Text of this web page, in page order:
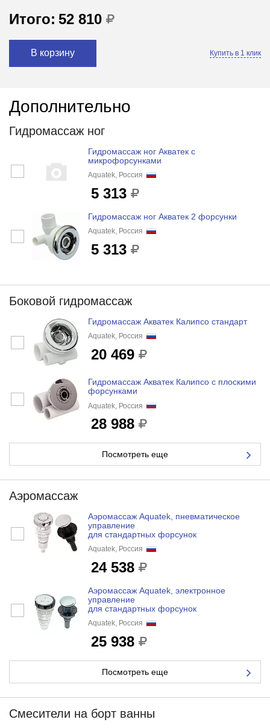
Итого: 52 810
В корзину Купить в 1 клик
Дополнительно
Гидромассаж ног
Гидромассаж ног Акватек с
микрофорсунками
Aquatek, Россия
5 313
Гидромассаж ног Акватек 2 форсунки
Aquatek, Россия
5 313
Боковой гидромассаж
Гидромассаж Акватек Калипсо стандарт
Aquatek, Россия
20 469
Гидромассаж Акватек Калипсо с плоскими
форсунками
Aquatek, Россия
28 988
Посмотреть еще
Аэромассаж
Аэромассаж Aquatek, пневматическое
управление
для стандартных форсунок
Aquatek, Россия
24 538
Аэромассаж Aquatek, электронное
управление
для стандартных форсунок
Aquatek, Россия
25 938
Посмотреть еще
Смесители на борт ванны